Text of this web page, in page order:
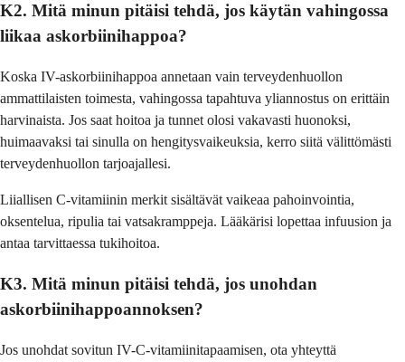
K2. Mitä minun pitäisi tehdä, jos käytän vahingossa
liikaa askorbiinihappoa?
Koska IV-askorbiinihappoa annetaan vain terveydenhuollon
ammattilaisten toimesta, vahingossa tapahtuva yliannostus on erittäin
harvinaista. Jos saat hoitoa ja tunnet olosi vakavasti huonoksi,
huimaavaksi tai sinulla on hengitysvaikeuksia, kerro siitä välittömästi
terveydenhuollon tarjoajallesi.
Liiallisen C-vitamiinin merkit sisältävät vaikeaa pahoinvointia,
oksentelua, ripulia tai vatsakramppeja. Lääkärisi lopettaa infuusion ja
antaa tarvittaessa tukihoitoa.
K3. Mitä minun pitäisi tehdä, jos unohdan
askorbiinihappoannoksen?
Jos unohdat sovitun IV-C-vitamiinitapaamisen, ota yhteyttä